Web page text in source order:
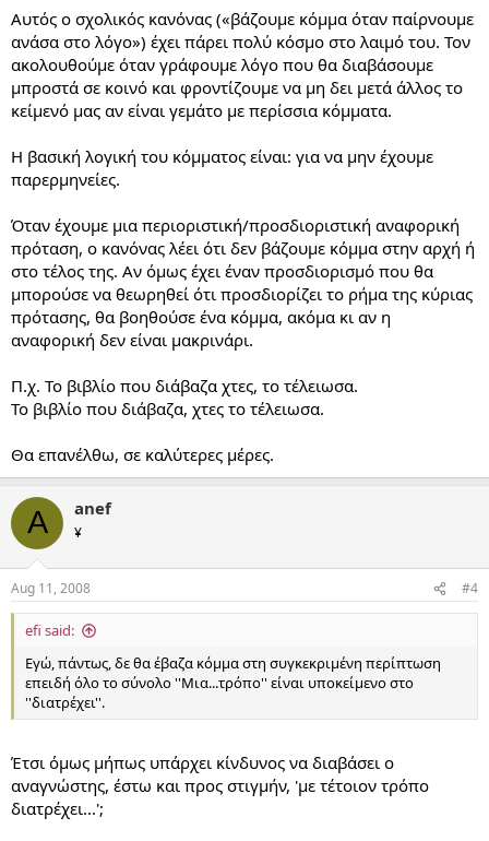
Αυτός ο σχολικός κανόνας («βάζουμε κόμμα όταν παίρνουμε
ανάσα στο λόγο») έχει πάρει πολύ κόσμο στο λαιμό του. Τον
ακολουθούμε όταν γράφουμε λόγο που θα διαβάσουμε
μπροστά σε κοινό και φροντίζουμε να μη δει μετά άλλος το
κείμενό μας αν είναι γεμάτο με περίσσια κόμματα.
Η βασική λογική του κόμματος είναι: για να μην έχουμε
παρερμηνείες.
Όταν έχουμε μια περιοριστική/προσδιοριστική αναφορική
πρόταση, ο κανόνας λέει ότι δεν βάζουμε κόμμα στην αρχή ή
στο τέλος της. Αν όμως έχει έναν προσδιορισμό που θα
μπορούσε να θεωρηθεί ότι προσδιορίζει το ρήμα της κύριας
πρότασης, θα βοηθούσε ένα κόμμα, ακόμα κι αν η
αναφορική δεν είναι μακρινάρι.
Π.χ. Το βιβλίο που διάβαζα χτες, το τέλειωσα.
Το βιβλίο που διάβαζα, χτες το τέλειωσα.
Θα επανέλθω, σε καλύτερες μέρες.
A anef
¥
Aug 11, 2008 #4
efi said:
Εγώ, πάντως, δε θα έβαζα κόμμα στη συγκεκριμένη περίπτωση
επειδή όλο το σύνολο ''Μια...τρόπο'' είναι υποκείμενο στο
''διατρέχει''.
Έτσι όμως μήπως υπάρχει κίνδυνος να διαβάσει ο
αναγνώστης, έστω και προς στιγμήν, 'με τέτοιον τρόπο
διατρέχει...';